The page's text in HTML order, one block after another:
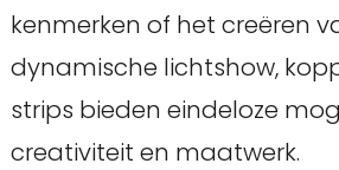
kenmerken of het creëren
dynamische lichtshow,
strips bieden eindeloze
creativiteit en maatwerk.